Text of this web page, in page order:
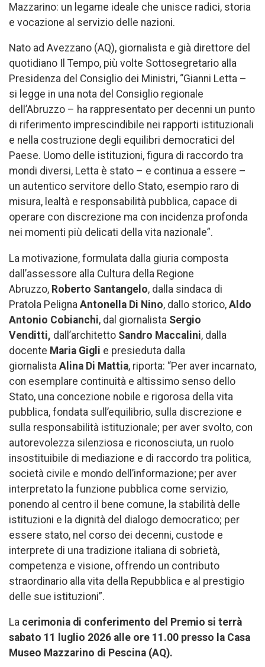
Mazzarino: un legame ideale che unisce radici, storia
e vocazione al servizio delle nazioni.
Nato ad Avezzano (AQ), giornalista e già direttore del
quotidiano Il Tempo, più volte Sottosegretario alla
Presidenza del Consiglio dei Ministri, “Gianni Letta –
si legge in una nota del Consiglio regionale
dell’Abruzzo – ha rappresentato per decenni un punto
di riferimento imprescindibile nei rapporti istituzionali
e nella costruzione degli equilibri democratici del
Paese. Uomo delle istituzioni, figura di raccordo tra
mondi diversi, Letta è stato – e continua a essere –
un autentico servitore dello Stato, esempio raro di
misura, lealtà e responsabilità pubblica, capace di
operare con discrezione ma con incidenza profonda
nei momenti più delicati della vita nazionale”.
La motivazione, formulata dalla giuria composta
dall’assessore alla Cultura della Regione
Abruzzo, Roberto Santangelo, dalla sindaca di
Pratola Peligna Antonella Di Nino, dallo storico, Aldo
Antonio Cobianchi, dal giornalista Sergio
Venditti, dall’architetto Sandro Maccalini, dalla
docente Maria Gigli e presieduta dalla
giornalista Alina Di Mattia, riporta: “Per aver incarnato,
con esemplare continuità e altissimo senso dello
Stato, una concezione nobile e rigorosa della vita
pubblica, fondata sull’equilibrio, sulla discrezione e
sulla responsabilità istituzionale; per aver svolto, con
autorevolezza silenziosa e riconosciuta, un ruolo
insostituibile di mediazione e di raccordo tra politica,
società civile e mondo dell’informazione; per aver
interpretato la funzione pubblica come servizio,
ponendo al centro il bene comune, la stabilità delle
istituzioni e la dignità del dialogo democratico; per
essere stato, nel corso dei decenni, custode e
interprete di una tradizione italiana di sobrietà,
competenza e visione, offrendo un contributo
straordinario alla vita della Repubblica e al prestigio
delle sue istituzioni”.
La cerimonia di conferimento del Premio si terrà
sabato 11 luglio 2026 alle ore 11.00 presso la Casa
Museo Mazzarino di Pescina (AQ).